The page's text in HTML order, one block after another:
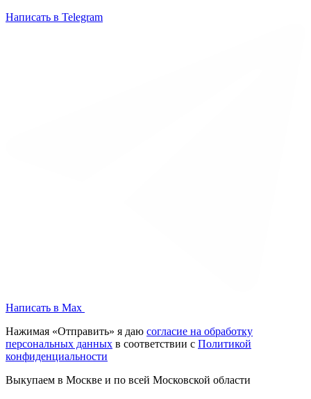
Написать в Telegram
Написать в Max
Нажимая «Отправить» я даю согласие на обработку
персональных данных в соответствии с Политикой
конфиденциальности
Выкупаем в Москве и по всей Московской области